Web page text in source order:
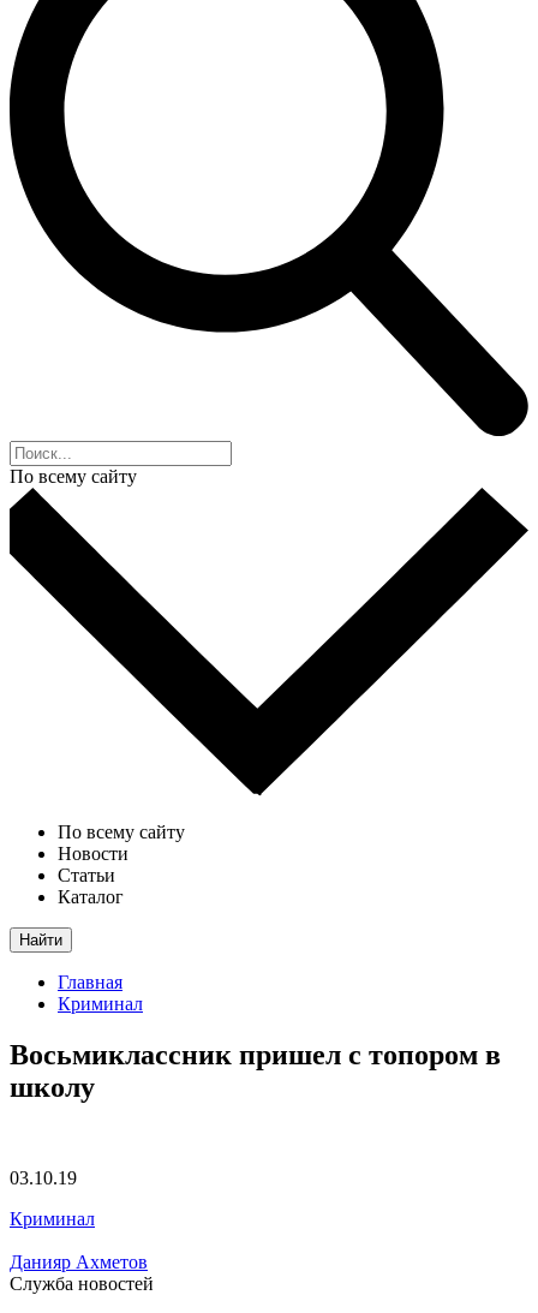
По всему сайту
По всему сайту
Новости
Статьи
Каталог
Найти
Главная
Криминал
Восьмиклассник пришел с топором в
школу
03.10.19
Криминал
Данияр Ахметов
Служба новостей